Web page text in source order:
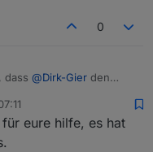
0
dass @Dirk-Gier den
Adapter nicht nutzen,
Krücke bauen oder
eure hilfe, es hat